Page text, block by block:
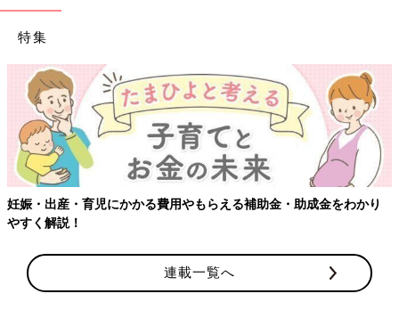
特集
かかる費用やもらえる補助金・助成金をわかり
【ワクチン接種
連載一覧へ